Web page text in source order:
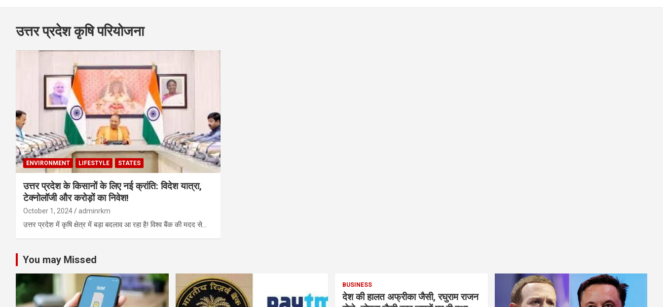
उत्तर प्रदेश कृषि परियोजना
ENVIRONMENT LIFESTYLE STATES
उत्तर प्रदेश के किसानों के लिए नई क्रांति: विदेश यात्रा,
टेक्नोलॉजी और करोड़ों का निवेश!
October 1, 2024 adminrkm
उत्तर प्रदेश में कृषि क्षेत्र में बड़ा बदलाव आ रहा है! विश्व बैंक की मदद से…
You may Missed
BUSINESS
देश की हालत अफ्रीका जैसी, रघुराम राजन